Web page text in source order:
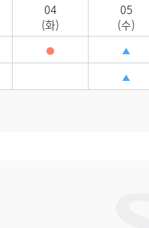
04
(화)
05
(수)